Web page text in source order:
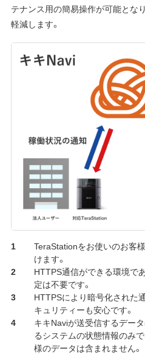
テナンス用の簡易操作が可能とな
軽減します。
TeraStationをお使いのお客
けます。
HTTPS通信ができる環境で
定は不要です。
HTTPSにより暗号化された
キュリティーも安心です。
キキNaviが送受信するデー
るシステムの状態情報のみ
様のデータは含まれません。